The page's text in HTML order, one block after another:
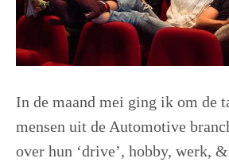
In de maand mei ging ik om de
mensen uit de Automotive
over hun ‘drive’, hobby, werk,